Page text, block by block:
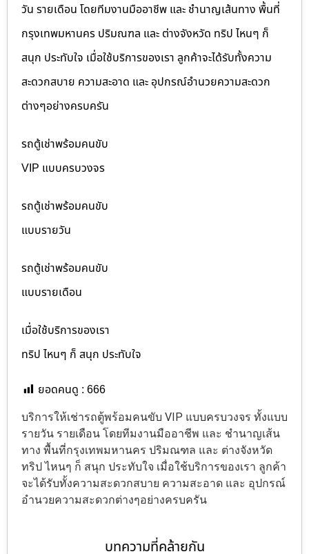
วัน รายเดือน โดยทีมงานมืออาชีพ และ ชำนาญเส้นทาง พื้นที่
กรุงเทพมหานคร ปริมณฑล และ ต่างจังหวัด ทริป ไหนๆ ก็
สนุก ประทับใจ เมื่อใช้บริการของเรา ลูกค้าจะได้รับทั้งความ
สะดวกสบาย ความสะอาด และ อุปกรณ์อำนวยความสะดวก
ต่างๆอย่างครบครัน
รถตู้เช่าพร้อมคนขับ
VIP แบบครบวงจร
รถตู้เช่าพร้อมคนขับ
แบบรายวัน
รถตู้เช่าพร้อมคนขับ
แบบรายเดือน
เมื่อใช้บริการของเรา
ทริป ไหนๆ ก็ สนุก ประทับใจ
ยอดคนดู : 666
บริการให้เช่ารถตู้พร้อมคนขับ VIP แบบครบวงจร ทั้งแบบ
รายวัน รายเดือน โดยทีมงานมืออาชีพ และ ชำนาญเส้น
ทาง พื้นที่กรุงเทพมหานคร ปริมณฑล และ ต่างจังหวัด
ทริป ไหนๆ ก็ สนุก ประทับใจ เมื่อใช้บริการของเรา ลูกค้า
จะได้รับทั้งความสะดวกสบาย ความสะอาด และ อุปกรณ์
อำนวยความสะดวกต่างๆอย่างครบครัน
บทความที่คล้ายกัน